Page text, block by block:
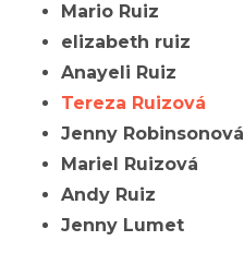
Mario Ruiz
elizabeth ruiz
Anayeli Ruiz
Tereza Ruizová
Jenny Robinsonová
Mariel Ruizová
Andy Ruiz
Jenny Lumet